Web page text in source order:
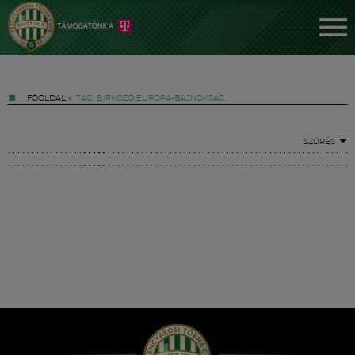
FŐOLDAL » TAG: BIRKÓZÓ EURÓPA-BAJNOKSÁG
SZŰRÉS
Hírek